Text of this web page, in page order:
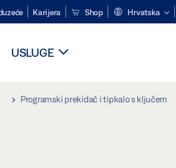
Karijera Shop Hrvatska
USLUGE
Programski prekidač i tipkalo s ključem